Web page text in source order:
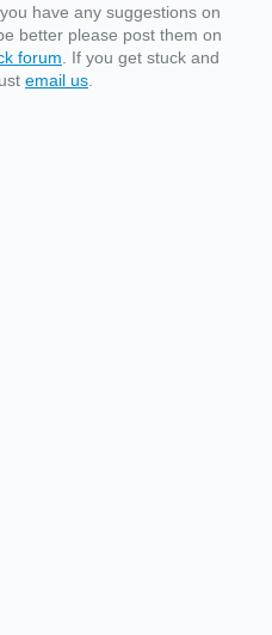
have any suggestions on
better please post them on
forum . If you get stuck and
email us